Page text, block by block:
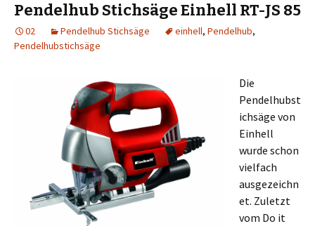
Pendelhub Stichsäge Einhell RT-JS 85
02 Pendelhub Stichsäge einhell, Pendelhub,
Pendelhubstichsäge
Die
Pendelhubst
ichsäge von
Einhell
wurde schon
vielfach
ausgezeichn
et. Zuletzt
vom Do it